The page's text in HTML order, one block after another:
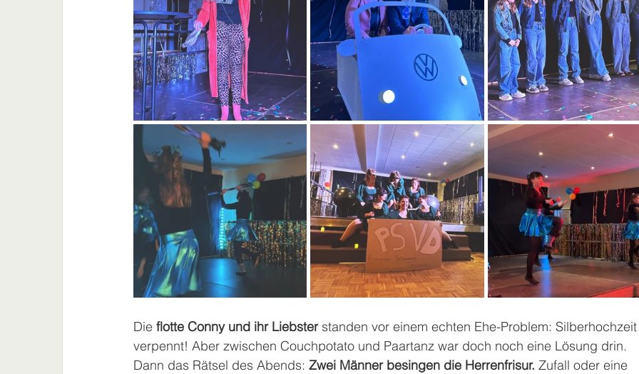
Die flotte Conny und ihr Liebster standen vor einem echten Ehe-Problem:
verpennt! Aber zwischen Couchpotato und Paartanz war doch noch eine Lösung drin.
Dann das Rätsel des Abends: Zwei Männer besingen die Herrenfrisur. Zufall oder eine